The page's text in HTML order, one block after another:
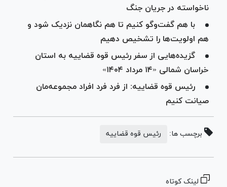
ناخواسته در جریان جنگ
با هم گفت‌وگو کنیم تا هم نگاهمان نزدیک شود و
هم اولویت‌ها را تشخیص دهیم
گزیده‌هایی از سفر رئیس قوه قضاییه به استان
خراسان شمالی «۱۴ مرداد ۱۴۰۴»
رئیس قوه قضاییه: از فرد فرد افراد مجموعه‌مان
صیانت کنیم
برچسب ها: رئیس قوه قضاییه
لینک کوتاه